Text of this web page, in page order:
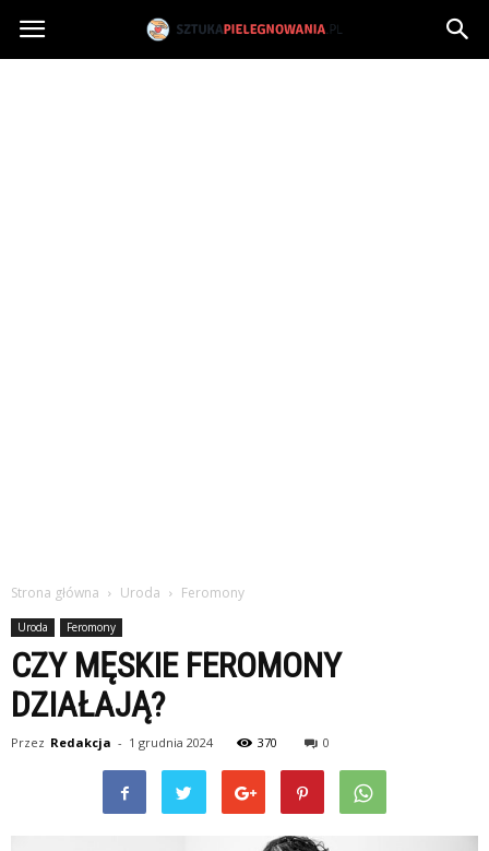
Sztukapielegnowania.pl
Strona główna Uroda Feromony
Uroda Feromony
CZY MĘSKIE FEROMONY
DZIAŁAJĄ?
Przez Redakcja - 1 grudnia 2024 370 0